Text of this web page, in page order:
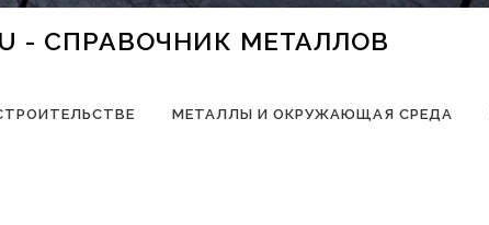
- СПРАВОЧНИК МЕТАЛЛОВ
МЕТАЛЛЫ И ОКРУЖАЮЩАЯ СРЕДА